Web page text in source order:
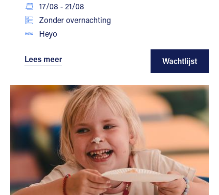
17/08 - 21/08
Zonder overnachting
Heyo
Lees meer Wachtlijst